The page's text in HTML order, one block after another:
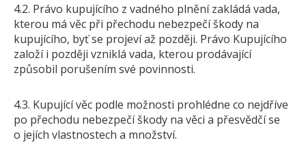
4.2. Právo kupujícího z vadného plnění zakládá vada,
kterou má věc při přechodu nebezpečí škody na
kupujícího, byť se projeví až později. Právo Kupujícího
založí i později vzniklá vada, kterou prodávající
způsobil porušením své povinnosti.
4.3. Kupující věc podle možnosti prohlédne co nejdříve
po přechodu nebezpečí škody na věci a přesvědčí se
o jejích vlastnostech a množství.